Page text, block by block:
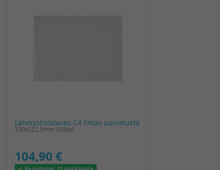
Lähetyslistatasku C4 ilman painatusta
330x222,5mm 500kpl
104,90 €